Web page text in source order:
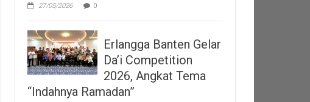
27/05/2026 0
Erlangga Banten Gelar
Da’i Competition
2026, Angkat Tema
“Indahnya Ramadan”